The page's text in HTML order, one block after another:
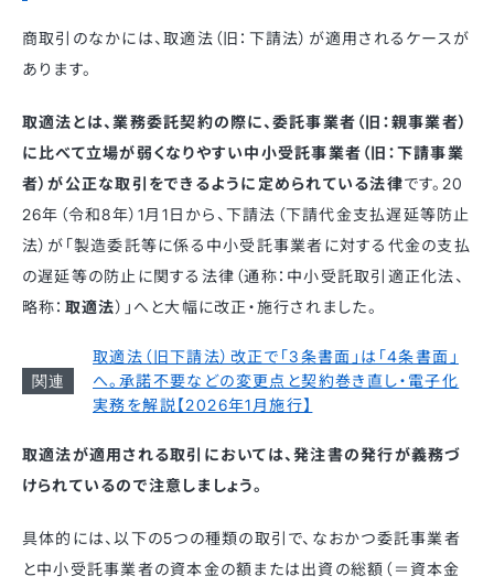
商取引のなかには、取適法（旧：下請法）が適用されるケースが
あります。
取適法とは、業務委託契約の際に、委託事業者（旧：親事業者）
に比べて立場が弱くなりやすい中小受託事業者（旧：下請事業
者）が公正な取引をできるように定められている法律です。20
26年（令和8年）1月1日から、下請法（下請代金支払遅延等防止
法）が「製造委託等に係る中小受託事業者に対する代金の支払
の遅延等の防止に関する法律（通称：中小受託取引適正化法、
略称： 取適法）」へと大幅に改正・施行されました。
取適法（旧下請法）改正で「3条書面」は「4条書面」
へ。承諾不要などの変更点と契約巻き直し・電子化
実務を解説【2026年1月施行】
取適法が適用される取引においては、発注書の発行が義務づ
けられているので注意しましょう。
具体的には、以下の5つの種類の取引で、なおかつ委託事業者
と中小受託事業者の資本金の額または出資の総額（＝資本金